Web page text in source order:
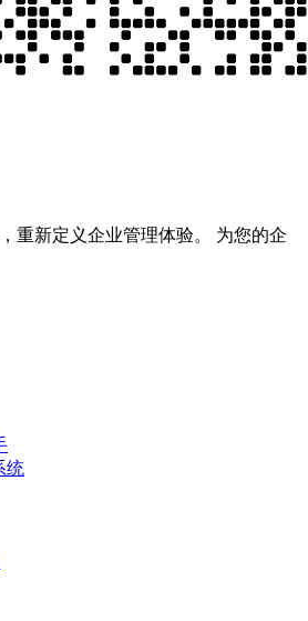
重新定义企业管理体验。 为您的企
统